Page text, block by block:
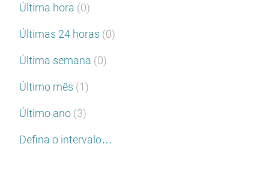
Última hora (0)
Últimas 24 horas (0)
Última semana (0)
Último mês (1)
Último ano (3)
Defina o intervalo…